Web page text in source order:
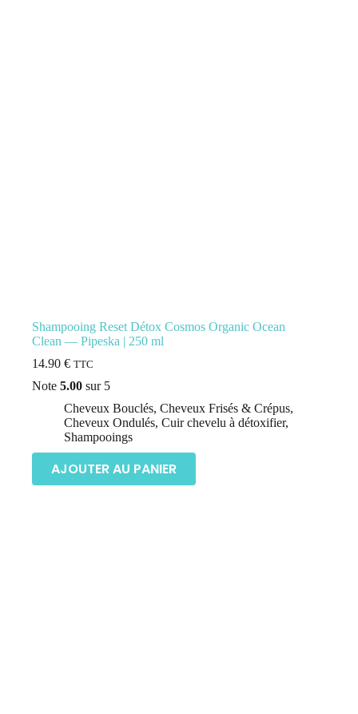
Shampooing Reset Détox Cosmos Organic Ocean
Clean — Pipeska | 250 ml
14.90 € TTC
Note 5.00 sur 5
Cheveux Bouclés, Cheveux Frisés & Crépus,
Cheveux Ondulés, Cuir chevelu à détoxifier,
Shampooings
AJOUTER AU PANIER